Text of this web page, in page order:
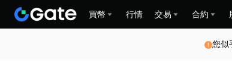
買幣 行情 交易 合約
您似